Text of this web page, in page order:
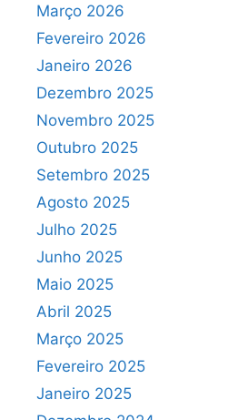
Março 2026
Fevereiro 2026
Janeiro 2026
Dezembro 2025
Novembro 2025
Outubro 2025
Setembro 2025
Agosto 2025
Julho 2025
Junho 2025
Maio 2025
Abril 2025
Março 2025
Fevereiro 2025
Janeiro 2025